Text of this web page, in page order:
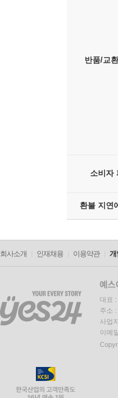
반품/교
소비자
환불 지연
회사소개 인재채용 이용약관 개
대표
주소
사업
이메